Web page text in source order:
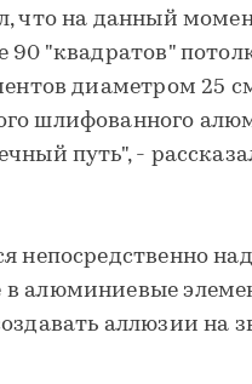
что на данный
90 "квадратов"
диаметром 25
шлифованного
путь", -
непосредственно над
алюминиевые
аллюзии на